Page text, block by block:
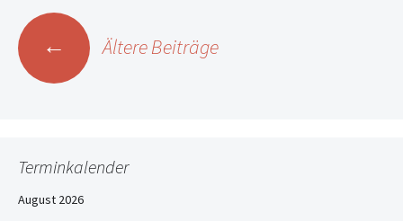
Beitrags-
Navigation
← Ältere Beiträge
Terminkalender
August 2026